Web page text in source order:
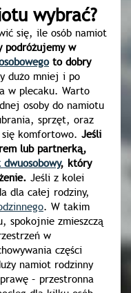
wybrać?
się, ile osób namiot
podróżujemy w
to dobry
dużo mniej i po
w plecaku. Warto
osoby do namiotu
sprzęt, oraz
komfortowo. Jeśli
lub partnerką,
, który
Jeśli z kolei
dla całej rodziny,
. W takim
spokojnie zmieszczą
w
części
namiot rodzinny
– przestronna